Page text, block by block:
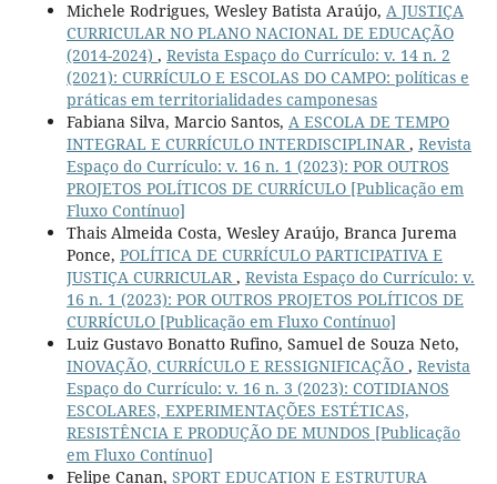
Michele Rodrigues, Wesley Batista Araújo, A JUSTIÇA
CURRICULAR NO PLANO NACIONAL DE EDUCAÇÃO
(2014-2024) , Revista Espaço do Currículo: v. 14 n. 2
(2021): CURRÍCULO E ESCOLAS DO CAMPO: políticas e
práticas em territorialidades camponesas
Fabiana Silva, Marcio Santos, A ESCOLA DE TEMPO
INTEGRAL E CURRÍCULO INTERDISCIPLINAR, Revista
Espaço do Currículo: v. 16 n. 1 (2023): POR OUTROS
PROJETOS POLÍTICOS DE CURRÍCULO [Publicação em
Fluxo Contínuo]
Thais Almeida Costa, Wesley Araújo, Branca Jurema
Ponce, POLÍTICA DE CURRÍCULO PARTICIPATIVA E
JUSTIÇA CURRICULAR, Revista Espaço do Currículo: v.
16 n. 1 (2023): POR OUTROS PROJETOS POLÍTICOS DE
CURRÍCULO [Publicação em Fluxo Contínuo]
Luiz Gustavo Bonatto Rufino, Samuel de Souza Neto,
INOVAÇÃO, CURRÍCULO E RESSIGNIFICAÇÃO , Revista
Espaço do Currículo: v. 16 n. 3 (2023): COTIDIANOS
ESCOLARES, EXPERIMENTAÇÕES ESTÉTICAS,
RESISTÊNCIA E PRODUÇÃO DE MUNDOS [Publicação
em Fluxo Contínuo]
Felipe Canan, SPORT EDUCATION E ESTRUTURA